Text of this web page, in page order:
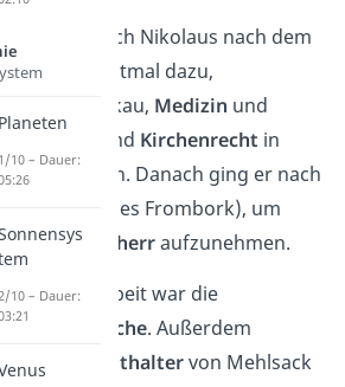
entschied sich Nikolaus nach dem
Schule erstmal dazu,
in Krakau, Medizin und
in Bologna und Kirchenrecht in
zu studieren. Danach ging er nach
(heutiges Frombork), um
als Domherraufzunehmen.
Arbeit war die
der Kirche. Außerdem
er als
Statthaltervon Mehlsack
Planeten
1/10 – Dauer:
10 – Dauer: